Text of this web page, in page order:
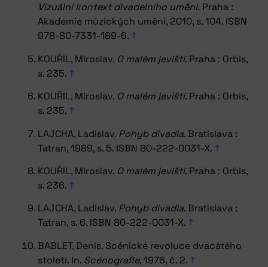
Vizuální kontext divadelního umění. Praha :
Akademie múzických umění, 2010, s. 104. ISBN
978-80-7331-189-6. ↑
KOUŘIL, Miroslav. O malém jevišti. Praha : Orbis,
s. 235. ↑
KOUŘIL, Miroslav. O malém jevišti. Praha : Orbis,
s. 235. ↑
LAJCHA, Ladislav. Pohyb divadla. Bratislava :
Tatran, 1989, s. 5. ISBN 80-222-0031-X. ↑
KOUŘIL, Miroslav. O malém jevišti. Praha : Orbis,
s. 236. ↑
LAJCHA, Ladislav. Pohyb divadla. Bratislava :
Tatran, s. 6. ISBN 80-222-0031-X. ↑
BABLET, Denis. Scénické revoluce dvacátého
století. In. Scénografie, 1976, č. 2. ↑